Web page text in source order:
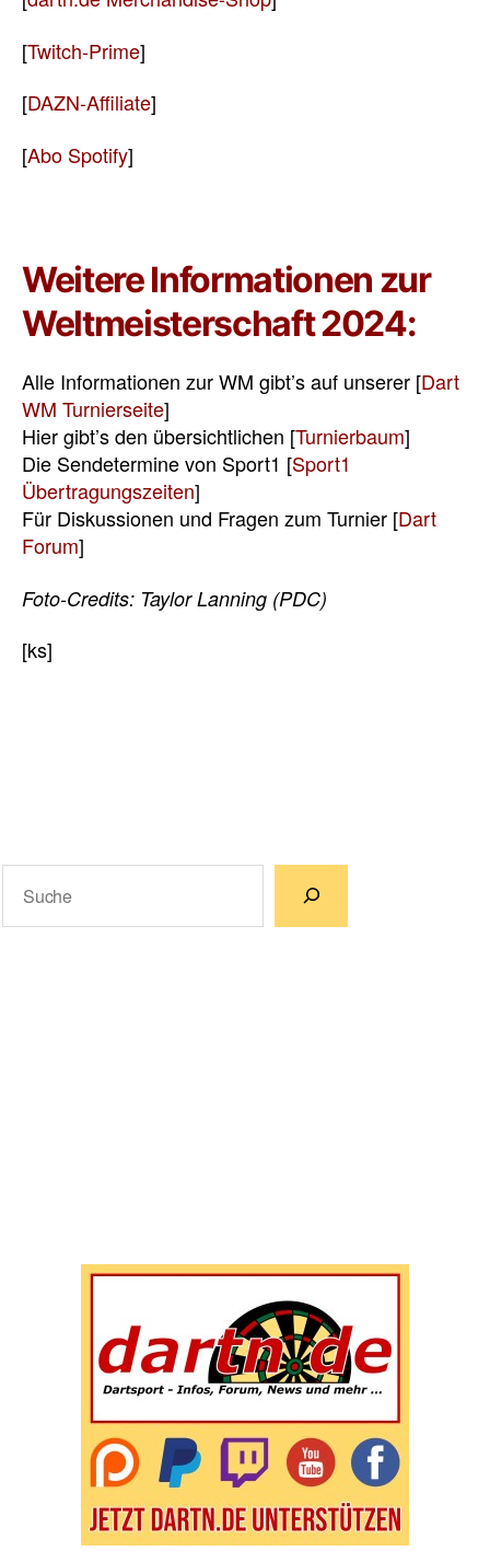
[Twitch-Prime]
[DAZN-Affiliate]
[Abo Spotify]
Weitere Informationen zur
Weltmeisterschaft 2024:
Alle Informationen zur WM gibt’s auf unserer [Dart
WM Turnierseite]
Hier gibt’s den übersichtlichen [Turnierbaum]
Die Sendetermine von Sport1 [Sport1
Übertragungszeiten]
Für Diskussionen und Fragen zum Turnier [Dart
Forum]
Foto-Credits: Taylor Lanning (PDC)
[ks]